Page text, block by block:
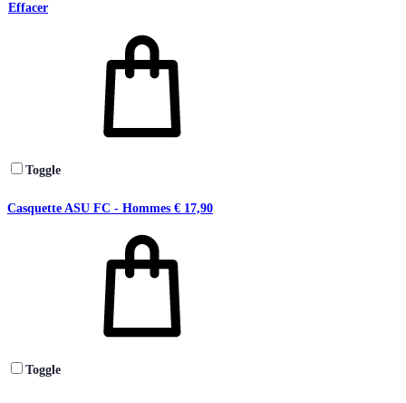
Effacer
Toggle
Casquette ASU FC - Hommes € 17,90
Toggle